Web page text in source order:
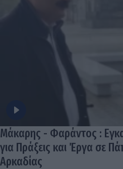
Μάκαρης - Φαράντος :
για Πράξεις και Έργα σε
Αρκαδίας